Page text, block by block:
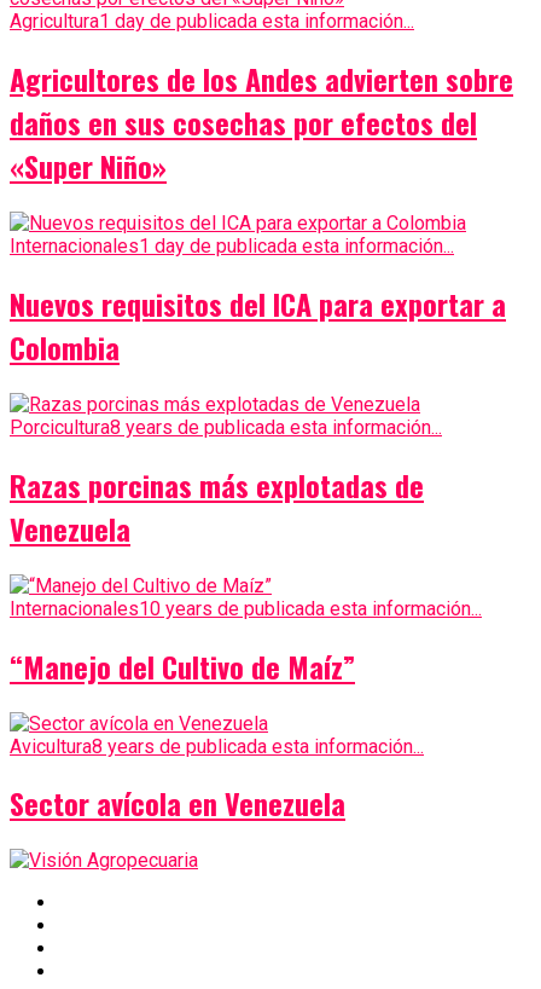
Agricultura1 day de publicada esta información...
Agricultores de los Andes advierten sobre
daños en sus cosechas por efectos del
«Super Niño»
Internacionales1 day de publicada esta información...
Nuevos requisitos del ICA para exportar a
Colombia
Porcicultura8 years de publicada esta información...
Razas porcinas más explotadas de
Venezuela
Internacionales10 years de publicada esta información...
“Manejo del Cultivo de Maíz”
Avicultura8 years de publicada esta información...
Sector avícola en Venezuela